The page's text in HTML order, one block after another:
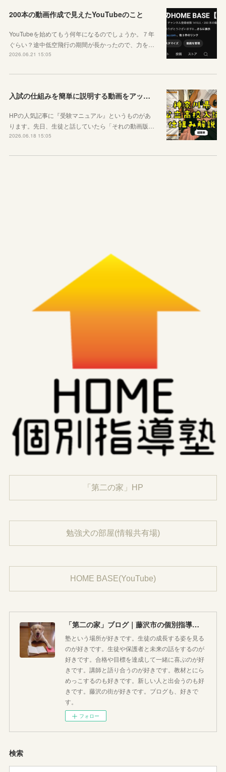
200本の動画作成で見えたYouTubeのこと
YouTubeを始めてもう何年になるのでしょうか。７年
ぐらい？途中低空飛行の期間が長かったので、力を…
2026.06.21 15:05
入試の仕組みを簡単に説明する動画をアップしました
HPの人気記事に『受験マニュアル』というものがあ
ります。先日、生徒と話していたら「それの動画版…
2026.06.18 15:05
「第二の家」HP
勉強犬の部屋(情報共有場)
HOME BASE(YouTube)
「第二の家」ブログ｜藤沢市の個別指導塾のお話
塾という場所が好きです。生徒の成長する姿を見る
のが好きです。生徒や保護者と未来の話をするのが
好きです。合格や目標を達成して一緒に喜ぶのが好
きです。講師と語り合うのが好きです。教材とにら
めっこするのも好きです。新しい人と出会うのも好
きです。藤沢の街が好きです。ブログも、好きで
す。
フォロー
検索